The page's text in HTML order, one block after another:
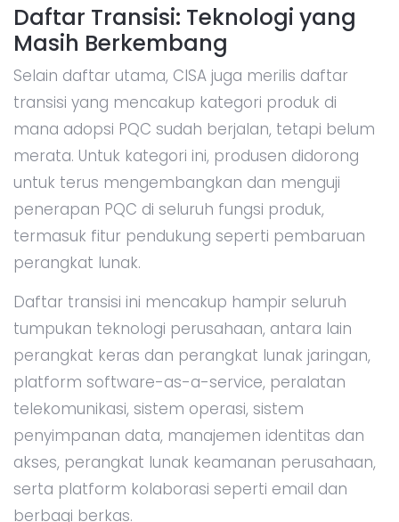
Daftar Transisi: Teknologi yang
Masih Berkembang
Selain daftar utama, CISA juga merilis daftar
transisi yang mencakup kategori produk di
mana adopsi PQC sudah berjalan, tetapi belum
merata. Untuk kategori ini, produsen didorong
untuk terus mengembangkan dan menguji
penerapan PQC di seluruh fungsi produk,
termasuk fitur pendukung seperti pembaruan
perangkat lunak.
Daftar transisi ini mencakup hampir seluruh
tumpukan teknologi perusahaan, antara lain
perangkat keras dan perangkat lunak jaringan,
platform software-as-a-service, peralatan
telekomunikasi, sistem operasi, sistem
penyimpanan data, manajemen identitas dan
akses, perangkat lunak keamanan perusahaan,
serta platform kolaborasi seperti email dan
berbagi berkas.